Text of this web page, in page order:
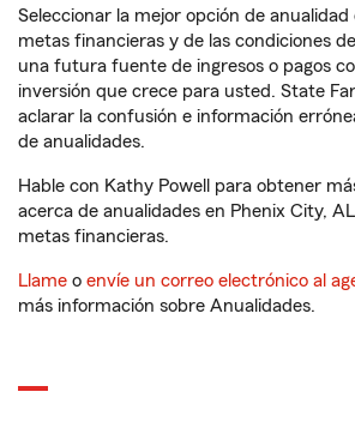
Seleccionar la mejor opción de
metas financieras y de las condiciones
una futura fuente de ingresos o pagos
inversión que crece para usted. State
aclarar la confusión e información
de anualidades.
Hable con Kathy Powell para obtener
acerca de anualidades en Phenix City,
metas financieras.
Llame o envíe un correo electrónico al
más información sobre Anualidades.